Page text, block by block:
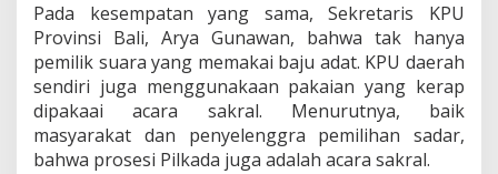
Pada kesempatan yang sama, Sekretaris KPU
Provinsi Bali, Arya Gunawan, bahwa tak hanya
pemilik suara yang memakai baju adat. KPU daerah
sendiri juga menggunakaan pakaian yang kerap
dipakaai acara sakral. Menurutnya, baik
masyarakat dan penyelenggra pemilihan sadar,
bahwa prosesi Pilkada juga adalah acara sakral.